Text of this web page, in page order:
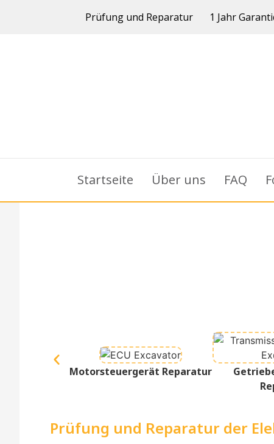
Prüfung und Reparatur 1 Jahr
Startseite Über uns FAQ
Motorsteuergerät Reparatur
Prüfung und Reparatur der